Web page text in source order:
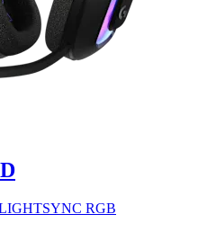
LIGHTSYNC RGB